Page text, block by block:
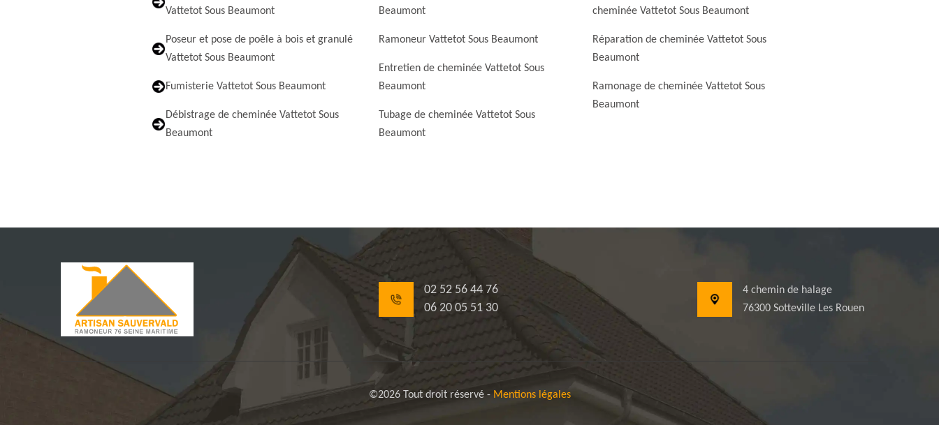
Vattetot Sous Beaumont
Poseur et pose de poêle à bois et granulé
Vattetot Sous Beaumont
Fumisterie Vattetot Sous Beaumont
Débistrage de cheminée Vattetot Sous
Beaumont
Beaumont
Ramoneur Vattetot Sous Beaumont
Entretien de cheminée Vattetot Sous
Beaumont
Tubage de cheminée Vattetot Sous
Beaumont
cheminée Vattetot Sous Beaumont
Réparation de cheminée Vattetot Sous
Beaumont
Ramonage de cheminée Vattetot Sous
Beaumont
02 52 56 44 76
06 20 05 51 30
4 chemin de halage
76300 Sotteville Les Rouen
©2026 Tout droit réservé - Mentions légales